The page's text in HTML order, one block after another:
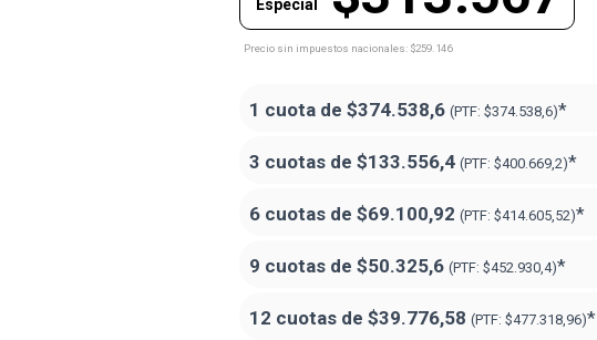
Especial
Precio sin impuestos nacionales: $259.146
1 cuota de $374.538,6 (PTF: $374.538,6)*
3 cuotas de $133.556,4 (PTF: $400.669,2)*
6 cuotas de $69.100,92 (PTF: $414.605,52)*
9 cuotas de $50.325,6 (PTF: $452.930,4)*
12 cuotas de $39.776,58 (PTF: $477.318,96)*